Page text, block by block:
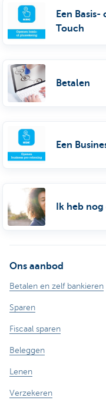
Een
Touch
Betalen
Een
Ik heb
Ons aanbod
Betalen en zelf bankieren
Sparen
Fiscaal sparen
Beleggen
Lenen
Verzekeren